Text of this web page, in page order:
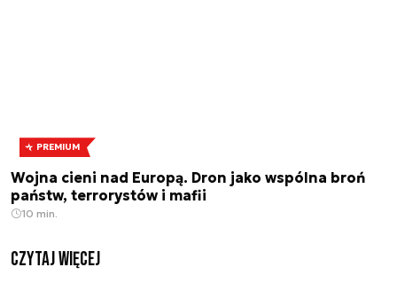
PREMIUM
Wojna cieni nad Europą. Dron jako wspólna broń
państw, terrorystów i mafii
10 min.
czytaj więcej